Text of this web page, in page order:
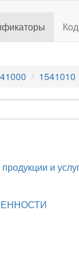
1541010
и